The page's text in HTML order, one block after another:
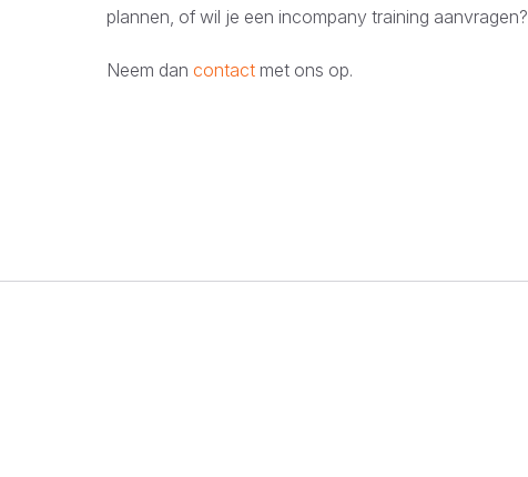
plannen, of wil je een incompany training aanvragen?
Neem dan contact met ons op.